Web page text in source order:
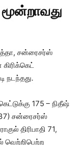
சன்ரைசர்ஸ்
நடந்தது.
175 – நிதீஷ்
சன்ரைசர்ஸ்
திரிபாதி 71,
வெற்றிபெற்ற